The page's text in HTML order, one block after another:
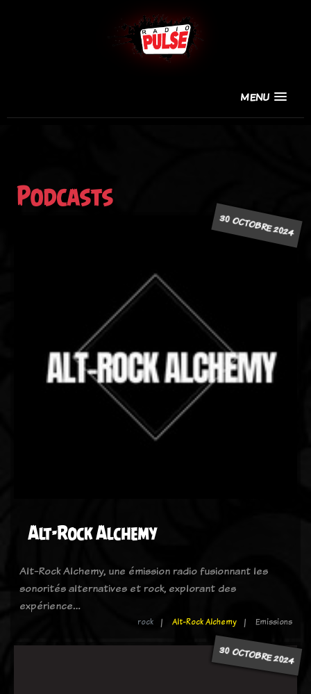
MENU
Podcasts
30 OCTOBRE 2024
Alt-Rock Alchemy
Alt-Rock Alchemy, une émission radio fusionnant les
sonorités alternatives et rock, explorant des
expérience…
rock Alt-Rock Alchemy Emissions
30 OCTOBRE 2024